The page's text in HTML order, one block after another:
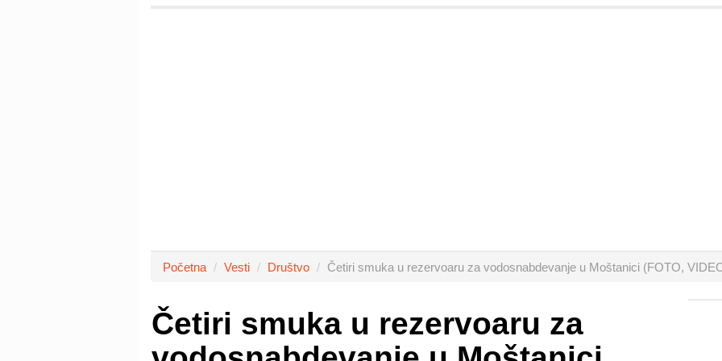
Početna Vesti Društvo Četiri smuka u rezervoaru za vodosnabdevanje u Moštanici (FOTO,
Četiri smuka u rezervoaru za